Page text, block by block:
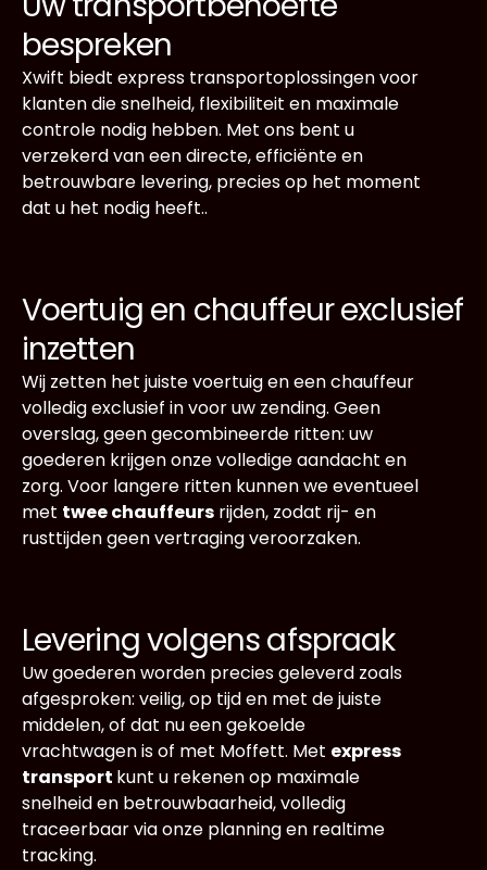
bespreken
Xwift biedt express transportoplossingen voor
klanten die snelheid, flexibiliteit en maximale
controle nodig hebben. Met ons bent u
verzekerd van een directe, efficiënte en
betrouwbare levering, precies op het moment
dat u het nodig heeft..
Voertuig en chauffeur exclusief
inzetten
Wij zetten het juiste voertuig en een chauffeur
volledig exclusief in voor uw zending. Geen
overslag, geen gecombineerde ritten: uw
goederen krijgen onze volledige aandacht en
zorg. Voor langere ritten kunnen we eventueel
met twee chauffeursrijden, zodat rij- en
rusttijden geen vertraging veroorzaken.
Levering volgens afspraak
Uw goederen worden precies geleverd zoals
afgesproken: veilig, op tijd en met de juiste
middelen, of dat nu een gekoelde
vrachtwagen is of met Moffett. Met express
transport kunt u rekenen op maximale
snelheid en betrouwbaarheid, volledig
traceerbaar via onze planning en realtime
tracking.